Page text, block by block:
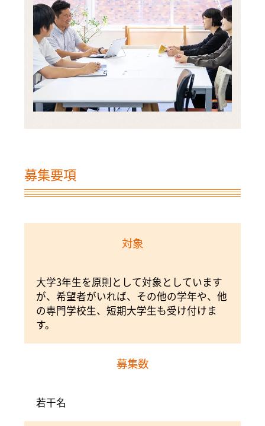
募集要項
対象
大学3年生を原則として対象としています
が、希望者がいれば、その他の学年や、他
の専門学校生、短期大学生も受け付けま
す。
募集数
若干名